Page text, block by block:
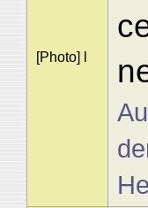
[Photo] l